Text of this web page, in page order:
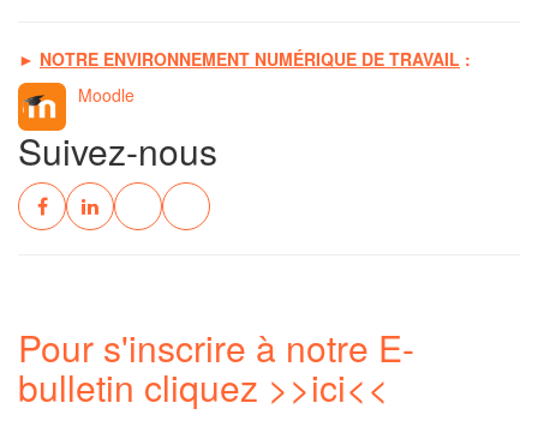
► NOTRE ENVIRONNEMENT NUMÉRIQUE DE TRAVAIL :
Moodle
Suivez-nous
Pour s'inscrire à notre E-
bulletin cliquez >>ici<<